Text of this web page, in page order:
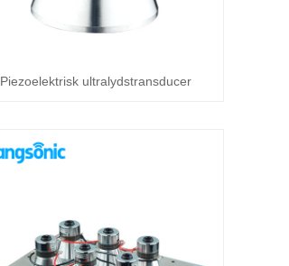
Piezoelektrisk ultralydstransducer